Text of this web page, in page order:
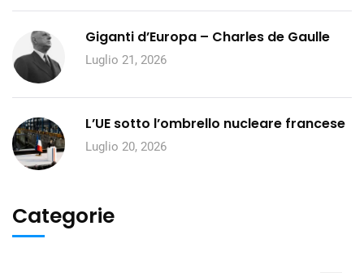
Giganti d’Europa – Charles de Gaulle
Luglio 21, 2026
L’UE sotto l’ombrello nucleare francese
Luglio 20, 2026
Categorie